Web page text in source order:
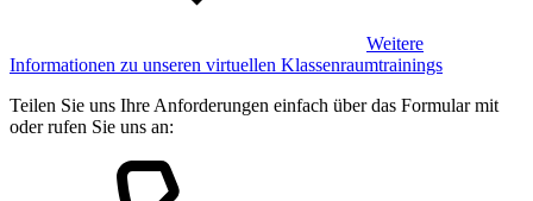
Weitere
Informationen zu unseren virtuellen Klassenraumtrainings
Teilen Sie uns Ihre Anforderungen einfach über das Formular mit
oder rufen Sie uns an: